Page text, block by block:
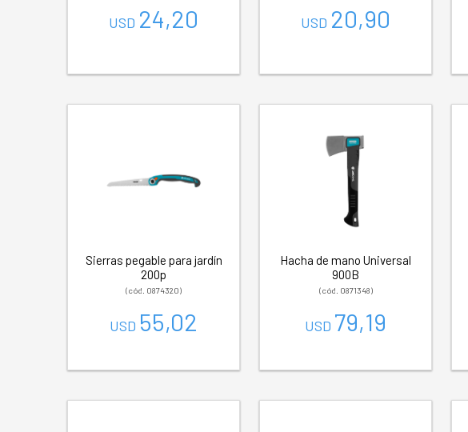
USD 24,20 USD 20,90
Sierras pegable para jardín
200p
(cód. 0874320)
USD 55,02
Hacha de mano Universal
900B
(cód. 0871348)
USD 79,19